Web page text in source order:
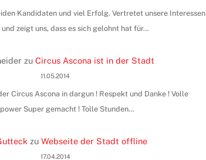
Kandidaten und viel Erfolg. Vertretet unsere Interessen
zeigt uns, dass es sich gelohnt hat für…
zu Circus Ascona ist in der Stadt
11.05.2014
Circus Ascona in dargun ! Respekt und Danke ! Volle
Super gemacht ! Tolle Stunden…
zuWebseite der Stadt offline
17.04.2014